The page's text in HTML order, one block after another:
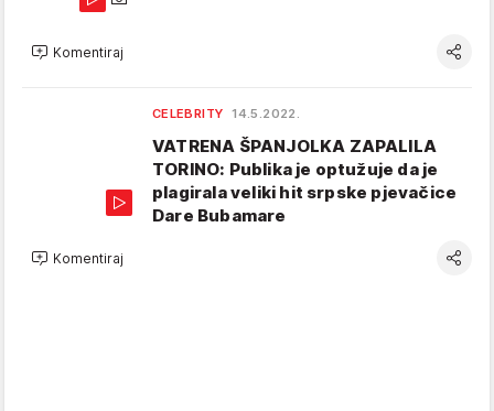
Komentiraj
CELEBRITY 14.5.2022.
VATRENA ŠPANJOLKA ZAPALILA
TORINO: Publika je optužuje da je
plagirala veliki hit srpske pjevačice
Dare Bubamare
Komentiraj